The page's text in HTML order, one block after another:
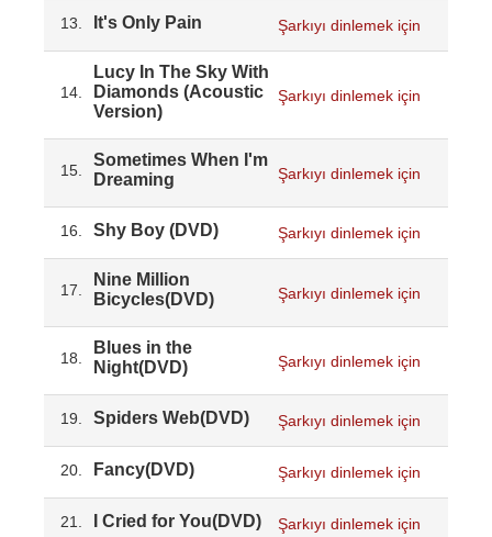
13. It's Only Pain Şarkıyı dinlemek için
14.
Lucy In The Sky With
Diamonds (Acoustic
Version)
Şarkıyı dinlemek için
15.
Sometimes When I'm
Dreaming
Şarkıyı dinlemek için
16. Shy Boy (DVD) Şarkıyı dinlemek için
17.
Nine Million
Bicycles(DVD)
Şarkıyı dinlemek için
18.
Blues in the
Night(DVD)
Şarkıyı dinlemek için
19. Spiders Web(DVD) Şarkıyı dinlemek için
20. Fancy(DVD) Şarkıyı dinlemek için
21. I Cried for You(DVD) Şarkıyı dinlemek için